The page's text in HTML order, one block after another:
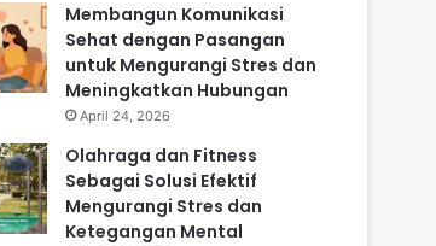
Membangun Komunikasi
Sehat dengan Pasangan
untuk Mengurangi Stres dan
Meningkatkan Hubungan
April 24, 2026
Olahraga dan Fitness
Sebagai Solusi Efektif
Mengurangi Stres dan
Ketegangan Mental